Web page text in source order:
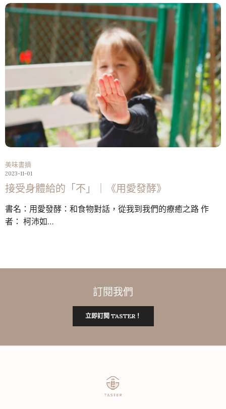
美味書摘
2023-11-01
接受身體給的「不」｜《用愛發酵》
書名：用愛發酵：和食物對話，從我到我們的療癒之路 作
者： 柯沛如…
訂閱我們
立即訂閱 TASTER！